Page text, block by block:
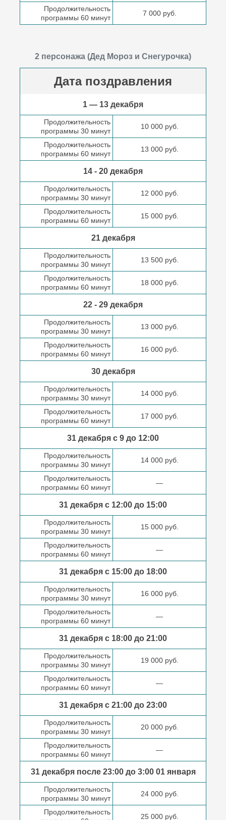
Продолжительность
программы 60 минут
7 000 руб.
2 персонажа (Дед Мороз и Снегурочка)
Дата поздравления
1 — 13 декабря
Продолжительность
программы 30 минут
10 000 руб.
Продолжительность
программы 60 минут
13 000 руб.
14 - 20 декабря
Продолжительность
программы 30 минут
12 000 руб.
Продолжительность
программы 60 минут
15 000 руб.
21 декабря
Продолжительность
программы 30 минут
13 500 руб.
Продолжительность
программы 60 минут
18 000 руб.
22 - 29 декабря
Продолжительность
программы 30 минут
13 000 руб.
Продолжительность
программы 60 минут
16 000 руб.
30 декабря
Продолжительность
программы 30 минут
14 000 руб.
Продолжительность
программы 60 минут
17 000 руб.
31 декабря с 9 до 12:00
Продолжительность
программы 30 минут
14 000 руб.
Продолжительность
программы 60 минут
—
31 декабря с 12:00 до 15:00
Продолжительность
программы 30 минут
15 000 руб.
Продолжительность
программы 60 минут
—
31 декабря с 15:00 до 18:00
Продолжительность
программы 30 минут
16 000 руб.
Продолжительность
программы 60 минут
—
31 декабря с 18:00 до 21:00
Продолжительность
программы 30 минут
19 000 руб.
Продолжительность
программы 60 минут
—
31 декабря с 21:00 до 23:00
Продолжительность
программы 30 минут
20 000 руб.
Продолжительность
программы 60 минут
—
31 декабря после23:00 до 3:0001 января
Продолжительность
программы 30 минут
24 000 руб.
Продолжительность
25 000 руб.